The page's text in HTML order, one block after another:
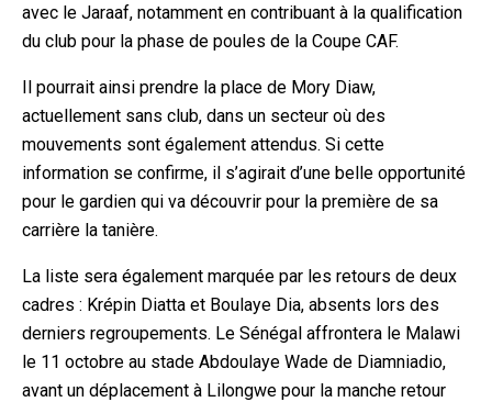
avec le Jaraaf, notamment en contribuant à la qualification
du club pour la phase de poules de la Coupe CAF.
Il pourrait ainsi prendre la place de Mory Diaw,
actuellement sans club, dans un secteur où des
mouvements sont également attendus. Si cette
information se confirme, il s’agirait d’une belle opportunité
pour le gardien qui va découvrir pour la première de sa
carrière la tanière.
La liste sera également marquée par les retours de deux
cadres : Krépin Diatta et Boulaye Dia, absents lors des
derniers regroupements. Le Sénégal affrontera le Malawi
le 11 octobre au stade Abdoulaye Wade de Diamniadio,
avant un déplacement à Lilongwe pour la manche retour